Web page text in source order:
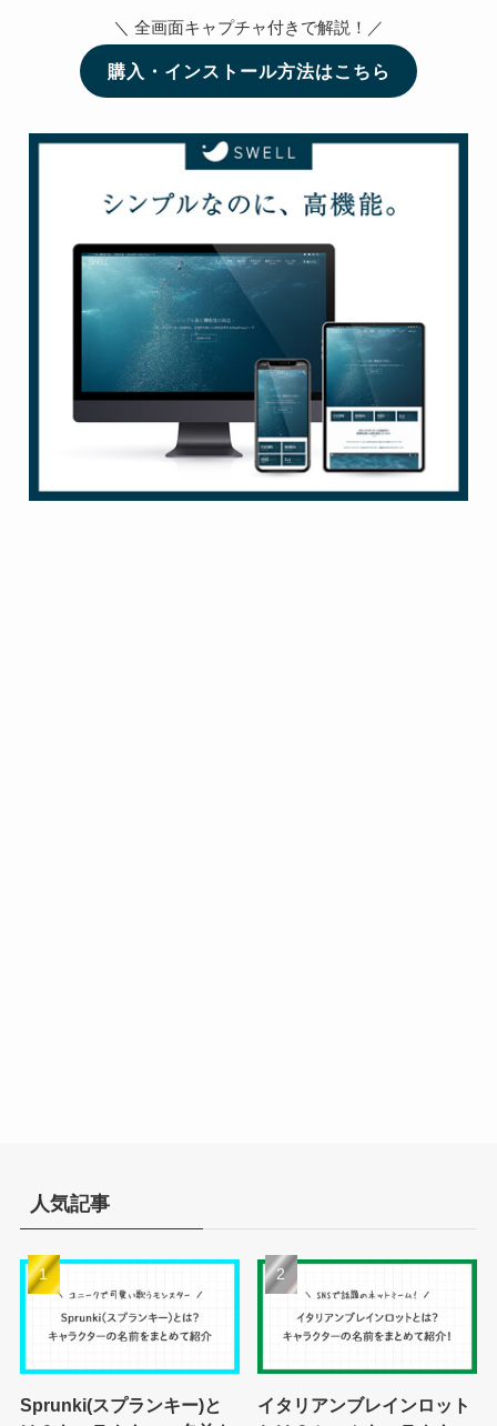
＼ 全画面キャプチャ付きで解説！／
購入・インストール方法はこちら
人気記事
Sprunki(スプランキー)と
イタリアンブレインロット